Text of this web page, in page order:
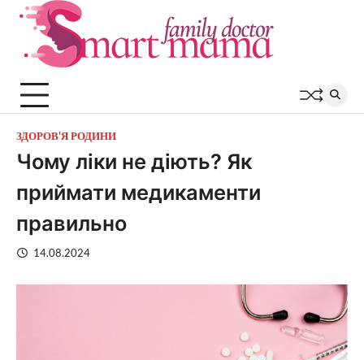
Перейти
ЗДОРОВ'Я РОДИНИ
Чому ліки не діють? Як
приймати медикаменти
правильно
14.08.2024